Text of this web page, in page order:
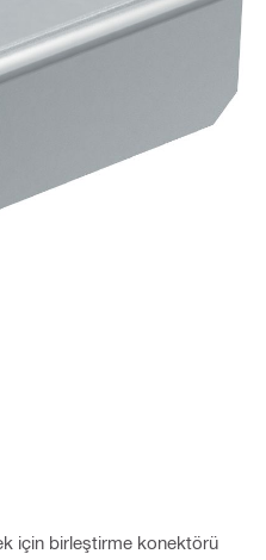
için birleştirme konektörü